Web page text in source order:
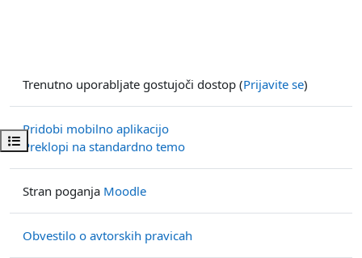
Odpri kazalo predmeta
Trenutno uporabljate gostujoči dostop (Prijavite se)
Pridobi mobilno aplikacijo
Preklopi na standardno temo
Stran poganja Moodle
Obvestilo o avtorskih pravicah